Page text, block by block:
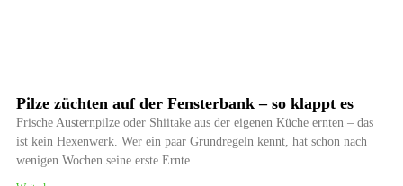
Pilze züchten auf der Fensterbank – so klappt es
Frische Austernpilze oder Shiitake aus der eigenen Küche ernten – das
ist kein Hexenwerk. Wer ein paar Grundregeln kennt, hat schon nach
wenigen Wochen seine erste Ernte.